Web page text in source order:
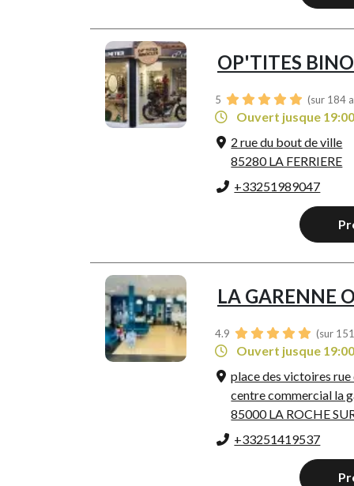
OP'TITES
5 (sur 184
Ouvert jusque 19:00
2 rue du bout de ville
85280 LA FERRIERE
+33251989047
LA GARENNE
4.9 (sur
Ouvert jusque 19:00
place des victoires rue
centre commercial la
85000 LA ROCHE
+33251419537